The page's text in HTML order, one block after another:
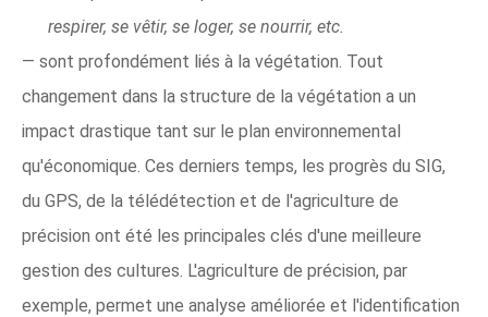
respirer, se vêtir, se loger, se nourrir, etc.
— sont profondément liés à la végétation. Tout
changement dans la structure de la végétation a un
impact drastique tant sur le plan environnemental
qu'économique. Ces derniers temps, les progrès du SIG,
du GPS, de la télédétection et de l'agriculture de
précision ont été les principales clés d'une meilleure
gestion des cultures. L'agriculture de précision, par
exemple, permet une analyse améliorée et l'identification